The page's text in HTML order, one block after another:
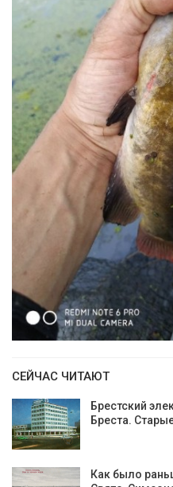
СЕЙЧАС ЧИТАЮТ
Брестский
Бреста.
Как было